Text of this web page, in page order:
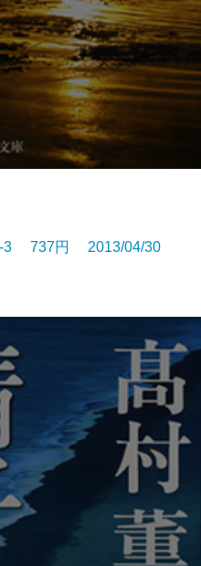
3 737円 2013/04/30